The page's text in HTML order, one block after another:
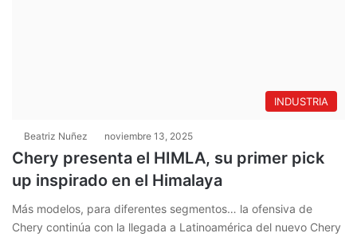
INDUSTRIA
Beatriz Nuñez noviembre 13, 2025
Chery presenta el HIMLA, su primer pick
up inspirado en el Himalaya
Más modelos, para diferentes segmentos… la ofensiva de
Chery continúa con la llegada a Latinoamérica del nuevo Chery